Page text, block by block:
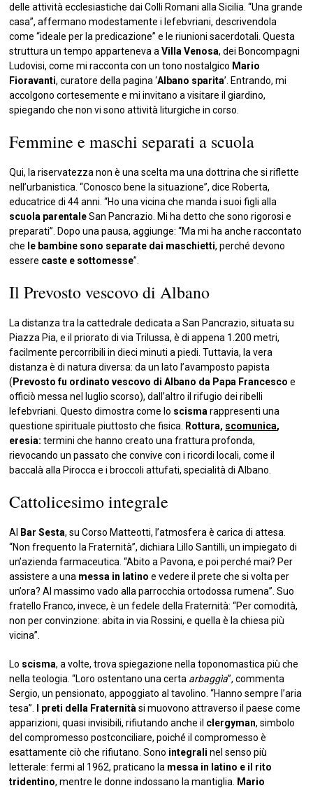
delle attività ecclesiastiche dai Colli Romani alla Sicilia. “Una grande
casa”, affermano modestamente i lefebvriani, descrivendola
come “ideale per la predicazione” e le riunioni sacerdotali. Questa
struttura un tempo apparteneva aVilla Venosa, dei Boncompagni
Ludovisi, come mi racconta con un tono nostalgico Mario
Fioravanti, curatore della pagina ‘Albano sparita’. Entrando, mi
accolgono cortesemente e mi invitano a visitare il giardino,
spiegando che non vi sono attività liturgiche in corso.
Femmine e maschi separati a scuola
Qui, la riservatezza non è una scelta ma una dottrina che si riflette
nell’urbanistica. “Conosco bene la situazione”, dice Roberta,
educatrice di 44 anni. “Ho una vicina che manda i suoi figli alla
scuola parentaleSan Pancrazio. Mi ha detto che sono rigorosi e
preparati”. Dopo una pausa, aggiunge: “Ma mi ha anche raccontato
che le bambine sono separate dai maschietti, perché devono
essere caste e sottomesse”.
Il Prevosto vescovo di Albano
La distanza tra la cattedrale dedicata a San Pancrazio, situata su
Piazza Pia, e il priorato di via Trilussa, è di appena 1.200 metri,
facilmente percorribili in dieci minuti a piedi. Tuttavia, la vera
distanza è di natura diversa: da un lato l’avamposto papista
( Prevosto fu ordinato vescovo di Albano da Papa Francesco e
officiò messa nel luglio scorso), dall’altro il rifugio dei ribelli
lefebvriani. Questo dimostra come lo scisma rappresenti una
questione spirituale piuttosto che fisica.
Rottura, scomunica,
eresia: termini che hanno creato una frattura profonda,
rievocando un passato che convive con i ricordi locali, come il
baccalà alla Pirocca e i broccoli attufati, specialità di Albano.
Cattolicesimo integrale
Al Bar Sesta, su Corso Matteotti, l’atmosfera è carica di attesa.
“Non frequento la Fraternità”, dichiara Lillo Santilli, un impiegato di
un’azienda farmaceutica. “Abito a Pavona, e poi perché mai? Per
assistere a una messa in latino e vedere il prete che si volta per
un’ora? Al massimo vado alla parrocchia ortodossa rumena”. Suo
fratello Franco, invece, è un fedele della Fraternità: “Per comodità,
non per convinzione: abita in via Rossini, e quella è la chiesa più
vicina”.
Lo scisma, a volte, trova spiegazione nella toponomastica più che
nella teologia. “Loro ostentano una certa arbaggìa”, commenta
Sergio, un pensionato, appoggiato al tavolino. “Hanno sempre l’aria
tesa”.
I preti della Fraternità si muovono attraverso il paese come
apparizioni, quasi invisibili, rifiutando anche il clergyman, simbolo
del compromesso postconciliare, poiché il compromesso è
esattamente ciò che rifiutano. Sono integrali nel senso più
letterale: fermi al 1962, praticano la messa in latino e il rito
tridentino, mentre le donne indossano la mantiglia.
Mario